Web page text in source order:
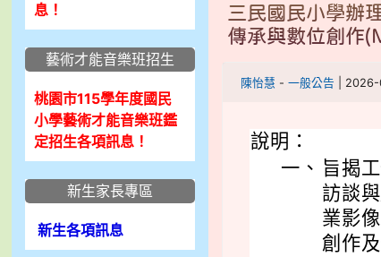
三民國民小學辦
傳承與數位創作
陳怡慧 - 一般公告 |
說明：
一、 旨揭
訪談
業影
創作
息！
藝術才能音樂班招生
桃園市115學年度國民
小學藝術才能音樂班鑑
定招生各項訊息！
新生家長專區
新生各項訊息